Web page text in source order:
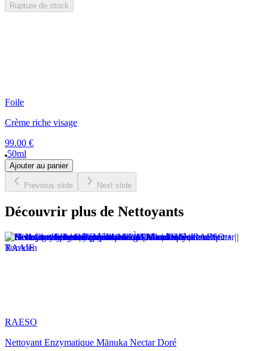
Rupture de stock
Foile
Crème riche visage
99.00 €
50ml
Ajouter au panier
Previous slide Next slide
Découvrir plus de Nettoyants
RAESO
Nettoyant Enzymatique Mānuka Nectar Doré